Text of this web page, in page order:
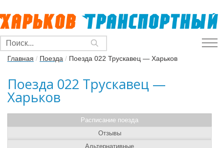
Главная / Поезда / Поезда 022 Трускавец — Харьков
Поезда 022 Трускавец —
Харьков
Расписание поезда
Отзывы
Альтернативные